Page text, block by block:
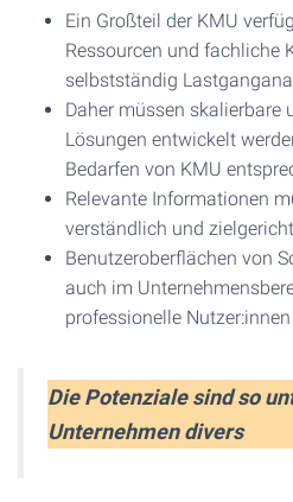
Ein Großteil der KMU
Ressourcen und fachliche
selbstständig
Daher müssen skalierbare
Lösungen entwickelt
Bedarfen von KMU
Relevante Informationen
verständlich und
Benutzeroberflächen von
auch im
professionelle
Die Potenziale sind so
Unternehmen divers